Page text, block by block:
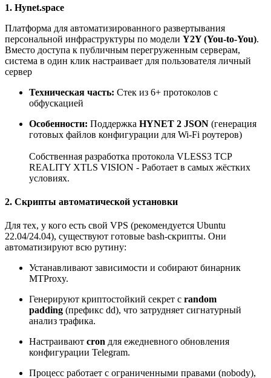
1. Hynet.space
Платформа для автоматизированного развертывания
персональной инфраструктуры по модели Y2Y (You-to-You).
Вместо доступа к публичным перегруженным серверам,
система в один клик настраивает для пользователя личный
сервер
Техническая часть: Стек из 6+ протоколов с
обфускацией
Особенности: Поддержка HYNET 2 JSON (генерация
готовых файлов конфигурации для Wi-Fi роутеров)
Собственная разработка протокола VLESS3 TCP
REALITY XTLS VISION - Работает в самых жёстких
условиях.
2. Скрипты автоматической установки
Для тех, у кого есть свой VPS (рекомендуется Ubuntu
22.04/24.04), существуют готовые bash-скрипты. Они
автоматизируют всю рутину:
Устанавливают зависимости и собирают бинарник
MTProxy.
Генерируют криптостойкий секрет с random
padding (префикс dd), что затрудняет сигнатурный
анализ трафика.
Настраивают cron для ежедневного обновления
конфигурации Telegram.
Процесс работает с ограниченными правами (nobody),